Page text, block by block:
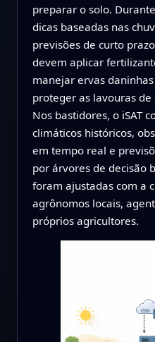
preparar o solo.
dicas baseadas nas
previsões de curto
devem aplicar
manejar ervas
proteger as lavouras
Nos bastidores, o iSAT
climáticos históricos,
em tempo real e
por árvores de decisão
foram ajustadas com a
agrônomos locais,
próprios agricultores.